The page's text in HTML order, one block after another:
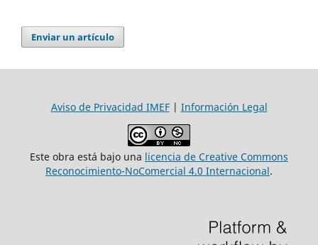
Enviar un artículo
Aviso de Privacidad IMEF| Información Legal
Este obra está bajo una licencia de Creative Commons
Reconocimiento-NoComercial 4.0 Internacional.